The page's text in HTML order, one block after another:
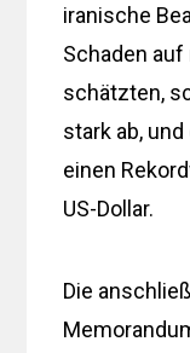
iranische
Schaden auf
schätzten,
stark ab,
einen
US-Dollar.
Die